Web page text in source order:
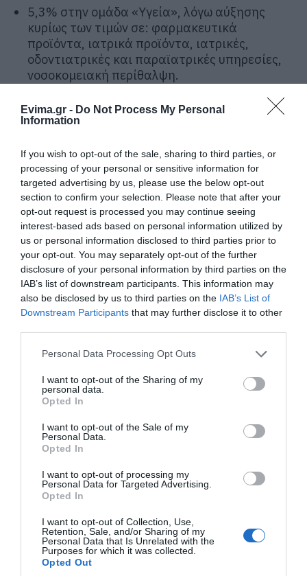
Evima.gr - Do Not Process My Personal
Information
If you wish to opt-out of the sale, sharing to third parties, or
processing of your personal or sensitive information for
targeted advertising by us, please use the below opt-out
section to confirm your selection. Please note that after your
opt-out request is processed you may continue seeing
interest-based ads based on personal information utilized by
us or personal information disclosed to third parties prior to
your opt-out. You may separately opt-out of the further
disclosure of your personal information by third parties on the
IAB’s list of downstream participants. This information may
also be disclosed by us to third parties on the IAB’s List of
Downstream Participants that may further disclose it to other
Please note that this website/app uses one or more Google
not limited to your visit or usage behaviour. You may click to
grant or deny consent to Google and its third-party tags to
use your data for below specified purposes in below Google
consent section.
Personal Data Processing Opt Outs
I want to opt-out of the Sharing of my
personal data.
Opted In
I want to opt-out of the Sale of my
Personal Data.
Opted In
I want to opt-out of processing my
Personal Data for Targeted Advertising.
Opted In
I want to opt-out of Collection, Use,
Retention, Sale, and/or Sharing of my
Personal Data that Is Unrelated with the
Purposes for which it was collected.
Opted Out
5,3% στην ομάδα «Υγεία», λόγω αύξησης
κυρίως των τιμών σε: φαρμακευτικά
προϊόντα, ιατρικά προϊόντα, ιατρικές,
οδοντιατρικές και παραϊατρικές υπηρεσίες,
νοσοκομειακή περίθαλψη.
αύξησης κυρίως των τιμών σε: καινούργια
αυτοκίνητα, μεταχειρισμένα αυτοκίνητα,
ανταλλακτικά και αξεσουάρ αυτοκινήτου,
καύσιμα και λιπαντικά, συντήρηση και
επισκευή εξοπλισμού προσωπικής
μεταφοράς, εισιτήρια μεταφοράς επιβατών
με ταξί, εισιτήρια μεταφοράς επιβατών με
αεροπλάνο, εισιτήρια μεταφοράς επιβατών
με πλοίο.
3,5% στην ομάδα «Αναψυχή- Πολιτιστικές
δραστηριότητες», λόγω αύξησης κυρίως των
τιμών σε: μικρά είδη αναψυχής- άνθη-
κατοικίδια ζώα, κινηματογράφους- θέατρα,
διακοπών.
2,2% στην ομάδα «Εκπαίδευση», λόγω
αύξησης κυρίως των τιμών σε: δίδακτρα
πρωτοβάθμιας εκπαίδευσης, δίδακτρα
δευτεροβάθμιας εκπαίδευσης.
8,1% στην ομάδα «Ξενοδοχεία- Καφέ-
σε: εστιατόρια- ζαχαροπλαστεία- καφενεία-
κυλικεία, ξενοδοχεία- μοτέλ- πανδοχεία.
υπηρεσίες», λόγω αύξησης κυρίως των τιμών
σε: κομμωτήρια και καταστήματα
προσωπικής φροντίδας, άλλα είδη ατομικής